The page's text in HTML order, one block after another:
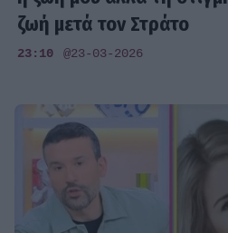
ζωή μετά τον Στράτο
23:10 @23-03-2026